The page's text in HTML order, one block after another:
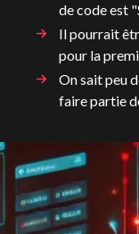
de code est
Il pourrait
pour la
On sait peu
faire partie